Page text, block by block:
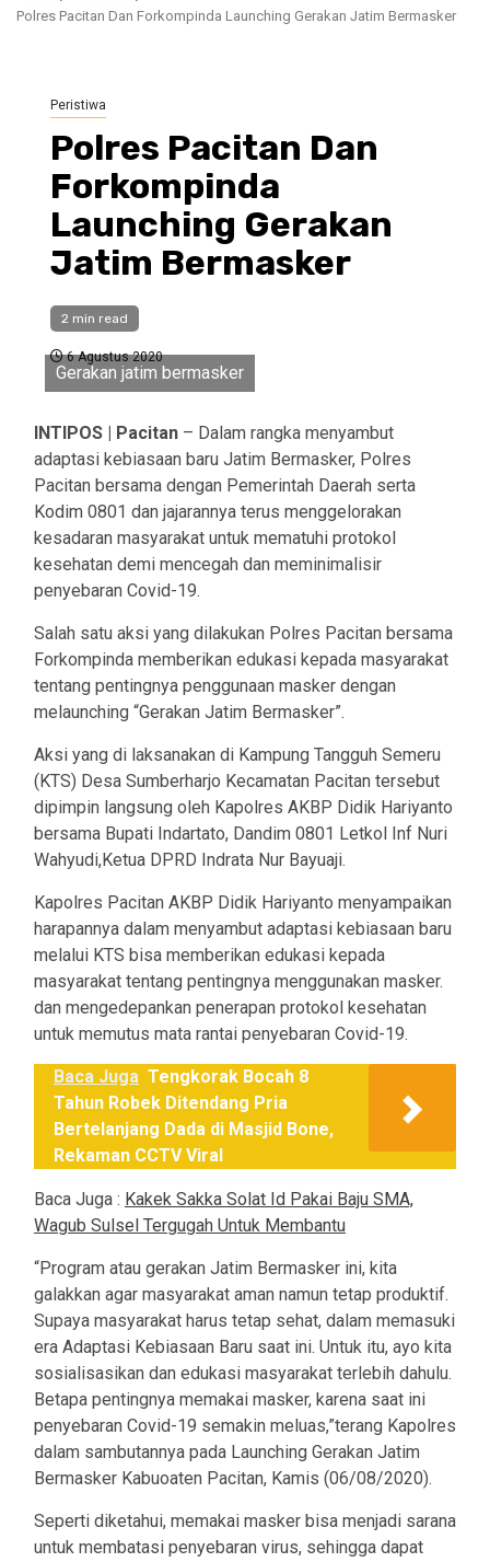
Polres Pacitan Dan Forkompinda Launching Gerakan Jatim Bermasker
Peristiwa
Polres Pacitan Dan
Forkompinda
Launching Gerakan
Jatim Bermasker
2 min read
6 Agustus 2020
Gerakan jatim bermasker
INTIPOS | Pacitan – Dalam rangka menyambut
adaptasi kebiasaan baru Jatim Bermasker, Polres
Pacitan bersama dengan Pemerintah Daerah serta
Kodim 0801 dan jajarannya terus menggelorakan
kesadaran masyarakat untuk mematuhi protokol
kesehatan demi mencegah dan meminimalisir
penyebaran Covid-19.
Salah satu aksi yang dilakukan Polres Pacitan bersama
Forkompinda memberikan edukasi kepada masyarakat
tentang pentingnya penggunaan masker dengan
melaunching “Gerakan Jatim Bermasker”.
Aksi yang di laksanakan di Kampung Tangguh Semeru
(KTS) Desa Sumberharjo Kecamatan Pacitan tersebut
dipimpin langsung oleh Kapolres AKBP Didik Hariyanto
bersama Bupati Indartato, Dandim 0801 Letkol Inf Nuri
Wahyudi,Ketua DPRD Indrata Nur Bayuaji.
Kapolres Pacitan AKBP Didik Hariyanto menyampaikan
harapannya dalam menyambut adaptasi kebiasaan baru
melalui KTS bisa memberikan edukasi kepada
masyarakat tentang pentingnya menggunakan masker.
dan mengedepankan penerapan protokol kesehatan
untuk memutus mata rantai penyebaran Covid-19.
Baca Juga Tengkorak Bocah 8
Tahun Robek Ditendang Pria
Bertelanjang Dada di Masjid Bone,
Rekaman CCTV Viral
Baca Juga : Kakek Sakka Solat Id Pakai Baju SMA,
Wagub Sulsel Tergugah Untuk Membantu
“Program atau gerakan Jatim Bermasker ini, kita
galakkan agar masyarakat aman namun tetap produktif.
Supaya masyarakat harus tetap sehat, dalam memasuki
era Adaptasi Kebiasaan Baru saat ini. Untuk itu, ayo kita
sosialisasikan dan edukasi masyarakat terlebih dahulu.
Betapa pentingnya memakai masker, karena saat ini
penyebaran Covid-19 semakin meluas,”terang Kapolres
dalam sambutannya pada Launching Gerakan Jatim
Bermasker Kabuoaten Pacitan, Kamis (06/08/2020).
Seperti diketahui, memakai masker bisa menjadi sarana
untuk membatasi penyebaran virus, sehingga dapat